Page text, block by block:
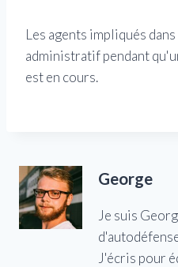
Les agents impliqués
administratif pendant
est en cours.
George
Je suis
J'écris pour